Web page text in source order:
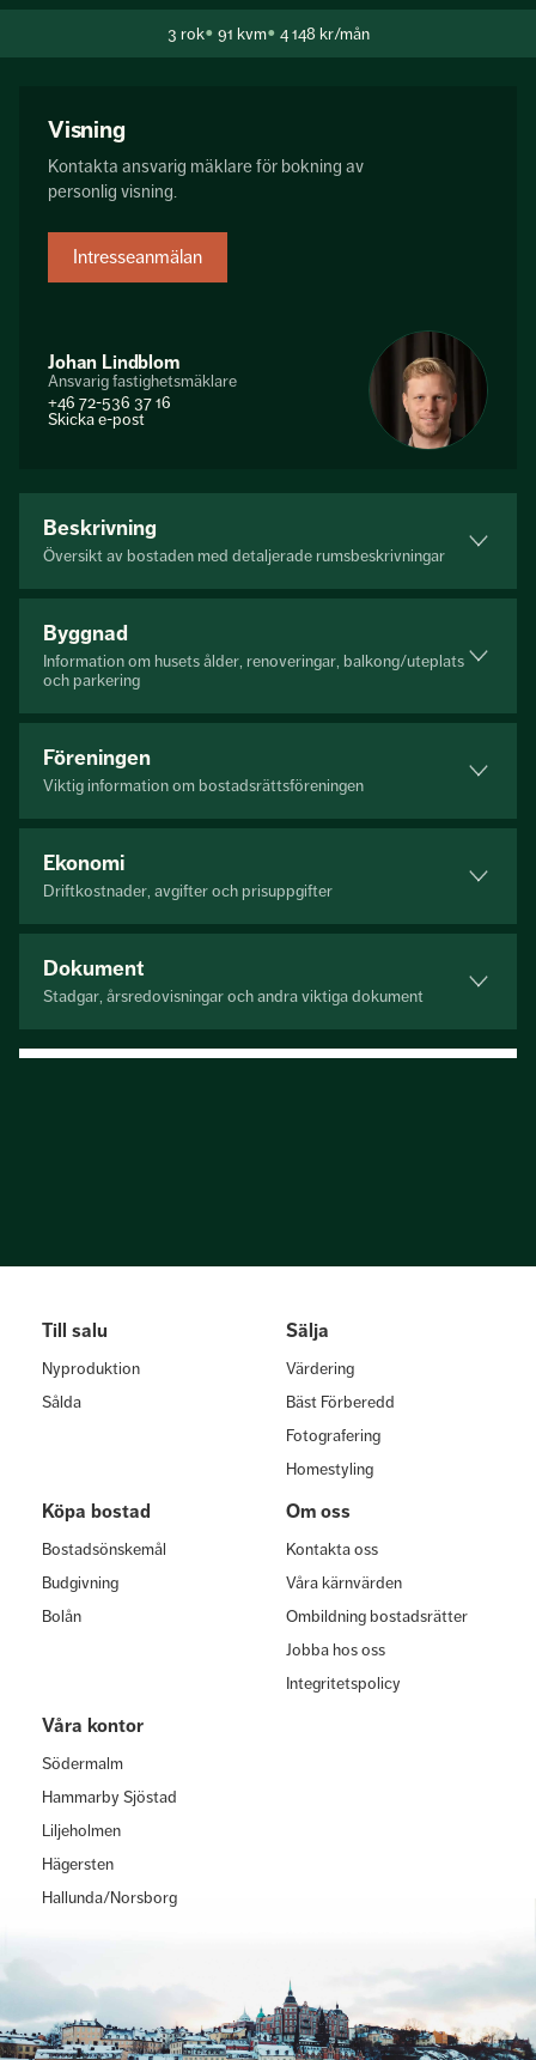
materialval, stilrena detaljer och elegant vitbehandlad
ekparkett som löper genom rummen. Det renoverade köket
3 rok 91 kvm 4 148 kr/mån
Visning
Kontakta ansvarig mäklare för bokning av
personlig visning.
Intresseanmälan
Johan Lindblom
Ansvarig fastighetsmäklare
+46 72-536 37 16
Skicka e-post
Beskrivning
Översikt av bostaden med detaljerade rumsbeskrivningar
Byggnad
Information om husets ålder, renoveringar, balkong/uteplats
och parkering
Föreningen
Viktig information om bostadsrättsföreningen
Ekonomi
Driftkostnader, avgifter och prisuppgifter
Dokument
Stadgar, årsredovisningar och andra viktiga dokument
Till salu
Nyproduktion
Sålda
Sälja
Värdering
Bäst Förberedd
Fotografering
Homestyling
Köpa bostad
Bostadsönskemål
Budgivning
Bolån
Om oss
Kontakta oss
Våra kärnvärden
Ombildning bostadsrätter
Jobba hos oss
Integritetspolicy
Våra kontor
Södermalm
Hammarby Sjöstad
Liljeholmen
Hägersten
Hallunda/Norsborg